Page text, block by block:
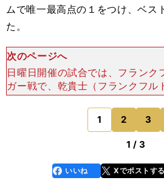
ムで唯一最高点の１をつけ、ベス
た。
次のページへ
日曜日開催の試合では、フランク
ガー戦で、乾貴士（フランクフル
ルを挙げ、チームの開幕３連勝に
３－２）。前半13分、左サイド
ナルティエリアに
1 2 3
1 / 3
faceboo
k
いいね Xでポストする
line